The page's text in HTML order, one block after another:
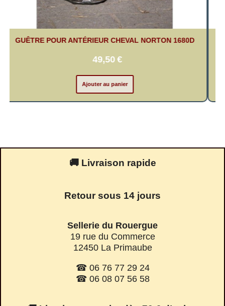
GUÊTRE POUR ANTÉRIEUR CHEVAL NORTON 1680D
49,50
Ajouter au panier
🚚 Livraison rapide
Retour sous 14 jours
Sellerie du Rouergue
19 rue du Commerce
12450 La Primaube
☎ 06 76 77 29 24
☎ 06 08 07 56 58